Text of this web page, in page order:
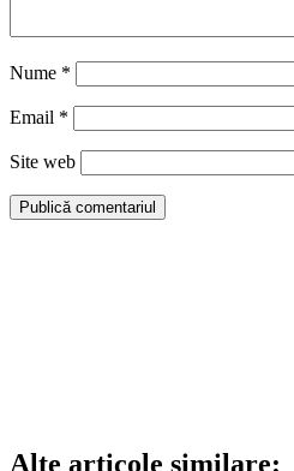
Nume *
Email *
Site web
Alte articole similare: